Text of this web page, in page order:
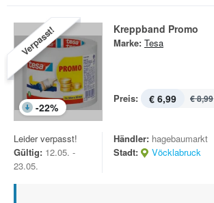
Verpasst!
-22%
Kreppband Promo
Marke: Tesa
Preis: € 6,99 € 8,99
Leider verpasst!
Gültig: 12.05. -
23.05.
Händler: hagebaumarkt
Stadt:
Vöcklabruck